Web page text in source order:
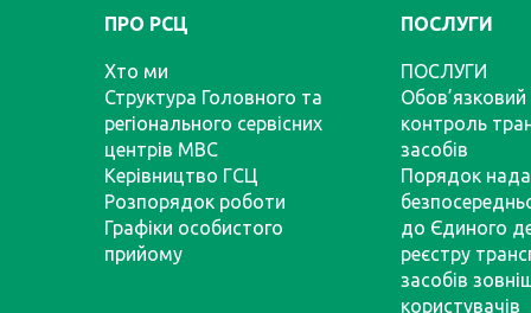
ПРО РСЦ
Хто ми
Структура Головного та
регіонального сервісних
центрів МВС
Керівництво ГСЦ
Розпорядок роботи
Графіки особистого
прийому
ПОСЛУГИ
ПОСЛУГИ
Обов’язковий
контроль
засобів
Порядок
до Єдиного
реєстру
засобів
користувачів